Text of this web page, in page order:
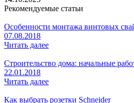
Рекомендуемые статьи
Особенности монтажа винтовых
07.08.2018
Читать далее
Строительство дома: начальные
22.01.2018
Читать далее
Как выбрать розетки Schneider